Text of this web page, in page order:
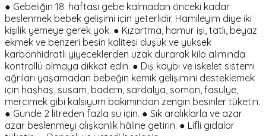
● Gebeliğin 18. haftası gebe kalmadan önceki kadar
beslenmek bebek gelişimi için yeterlidir. Hamileyim diye iki
kişilik yemeye gerek yok. ● Kızartma, hamur işi, tatlı, beyaz
ekmek ve benzeri besin kalitesi düşük ve yüksek
karbonhidratlı yiyeceklerden uzak durarak kilo alımında
kontrollü olmaya dikkat edin. ● Diş kaybı ve iskelet sistemi
ağrıları yaşamadan bebeğin kemik gelişimini desteklemek
için haşhaş, susam, badem, sardalya, somon, fasulye,
mercimek gibi kalsiyum bakımından zengin besinler tüketin.
● Günde 2 litreden fazla su için. ● Sık aralıklarla ve azar
azar beslenmeyi alışkanlık hâline getirin. ● Lifli gıdalar